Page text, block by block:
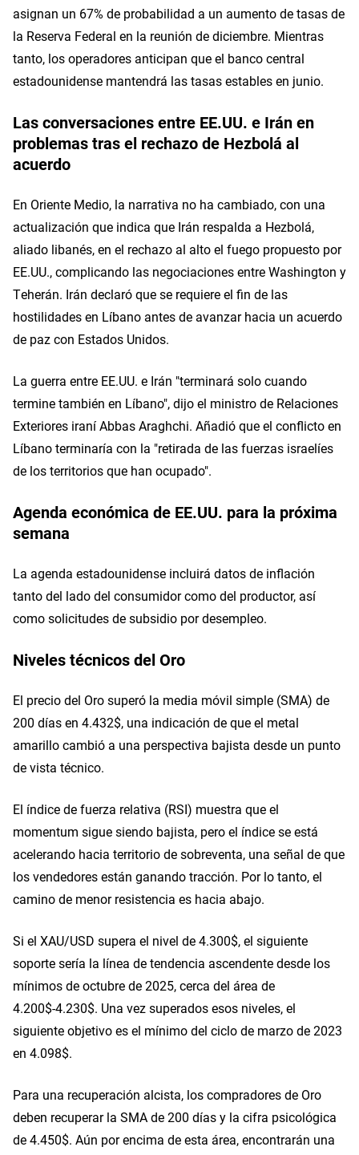
asignan un 67% de probabilidad a un aumento de tasas de
la Reserva Federal en la reunión de diciembre. Mientras
tanto, los operadores anticipan que el banco central
estadounidense mantendrá las tasas estables en junio.
Las conversaciones entre EE.UU. e Irán en
problemas tras el rechazo de Hezbolá al
acuerdo
En Oriente Medio, la narrativa no ha cambiado, con una
actualización que indica que Irán respalda a Hezbolá,
aliado libanés, en el rechazo al alto el fuego propuesto por
EE.UU., complicando las negociaciones entre Washington y
Teherán. Irán declaró que se requiere el fin de las
hostilidades en Líbano antes de avanzar hacia un acuerdo
de paz con Estados Unidos.
La guerra entre EE.UU. e Irán "terminará solo cuando
termine también en Líbano", dijo el ministro de Relaciones
Exteriores iraní Abbas Araghchi. Añadió que el conflicto en
Líbano terminaría con la "retirada de las fuerzas israelíes
de los territorios que han ocupado".
Agenda económica de EE.UU. para la próxima
semana
La agenda estadounidense incluirá datos de inflación
tanto del lado del consumidor como del productor, así
como solicitudes de subsidio por desempleo.
Niveles técnicos del Oro
El precio del Oro superó la media móvil simple (SMA) de
200 días en 4.432$, una indicación de que el metal
amarillo cambió a una perspectiva bajista desde un punto
de vista técnico.
El índice de fuerza relativa (RSI) muestra que el
momentum sigue siendo bajista, pero el índice se está
acelerando hacia territorio de sobreventa, una señal de que
los vendedores están ganando tracción. Por lo tanto, el
camino de menor resistencia es hacia abajo.
Si el XAU/USD supera el nivel de 4.300$, el siguiente
soporte sería la línea de tendencia ascendente desde los
mínimos de octubre de 2025, cerca del área de
4.200$-4.230$. Una vez superados esos niveles, el
siguiente objetivo es el mínimo del ciclo de marzo de 2023
en 4.098$.
Para una recuperación alcista, los compradores de Oro
deben recuperar la SMA de 200 días y la cifra psicológica
de 4.450$. Aún por encima de esta área, encontrarán una